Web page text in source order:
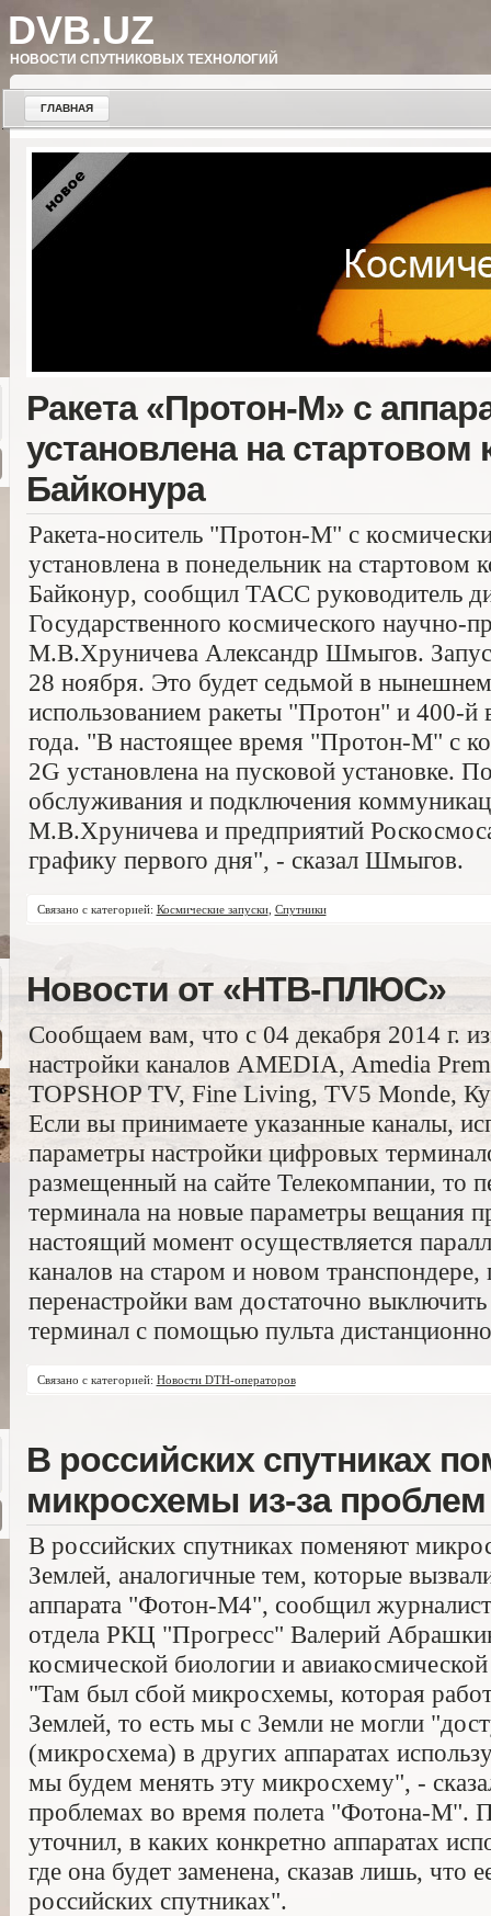
DVB.UZ
НОВОСТИ СПУТНИКОВЫХ ТЕХНОЛОГИЙ
ГЛАВНАЯ
Ракета «Протон-М» с
установлена на стартовом
Байконура
Ракета-носитель "Протон-М" с
установлена в понедельник на стартовом
Байконур, сообщил ТАСС руководитель
Государственного космического научно-
М.В.Хруничева Александр Шмыгов.
28 ноября. Это будет седьмой в
использованием ракеты "Протон" и 400-й
года. "В настоящее время "Протон-М" с
2G установлена на пусковой установке.
обслуживания и подключения
М.В.Хруничева и предприятий
графику первого дня", - сказал Шмыгов.
Связано с категорией: Космические запуски, Спутники
Новости от «НТВ-ПЛЮС»
Сообщаем вам, что с 04 декабря 2014 г.
настройки каналов AMEDIA, Amedia
TOPSHOP TV, Fine Living, TV5 Monde,
Если вы принимаете указанные каналы,
параметры настройки цифровых
размещенный на сайте Телекомпании, то
терминала на новые параметры вещания
настоящий момент осуществляется
каналов на старом и новом
перенастройки вам достаточно
терминал с помощью пульта
Связано с категорией: Новости DTH-операторов
В российских спутниках
микросхемы из-за
В российских спутниках поменяют
Землей, аналогичные тем, которые
аппарата "Фотон-М4", сообщил
отдела РКЦ "Прогресс" Валерий
космической биологии и
"Там был сбой микросхемы, которая
Землей, то есть мы с Земли не могли
(микросхема) в других аппаратах
мы будем менять эту микросхему", -
проблемах во время полета "Фотона-М".
уточнил, в каких конкретно аппаратах
где она будет заменена, сказав лишь, что
российских спутниках".